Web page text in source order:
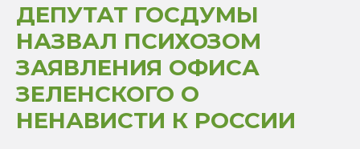
ДЕПУТАТ ГОСДУМЫ
НАЗВАЛ ПСИХОЗОМ
ЗАЯВЛЕНИЯ ОФИСА
ЗЕЛЕНСКОГО О
НЕНАВИСТИ К РОССИИ